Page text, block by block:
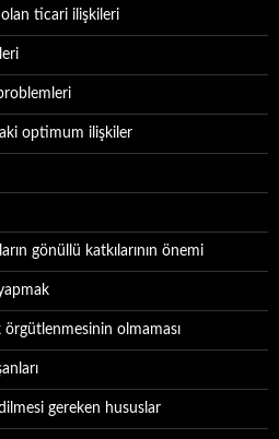
olan ticari ilişkileri
optimum ilişkiler
gönüllü katkılarının önemi
olmaması
gereken hususlar